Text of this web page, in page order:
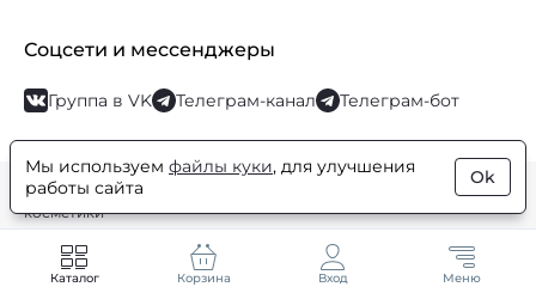
Соцсети и мессенджеры
Группа в VK Телеграм-канал Телеграм-бот
© Orental.ru 2007–2026
косметики
Каталог Корзина Вход Меню
Мы используем файлы куки, для улучшения
работы сайта
Ok